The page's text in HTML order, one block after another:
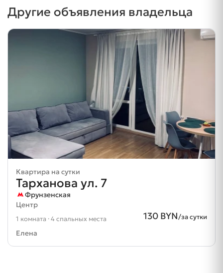
Другие объявления владельца
Квартира на сутки
Тарханова ул. 7
Фрунзенская
Центр
130 BYN/за сутки
1 комната · 4 спальных места
Елена